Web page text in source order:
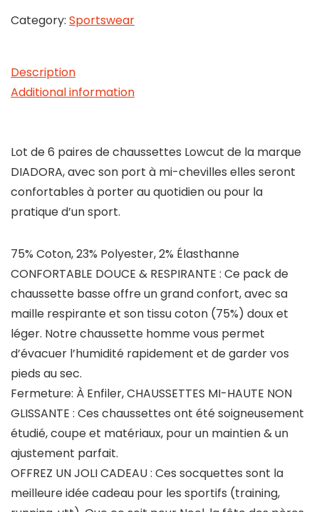
Category: Sportswear
Description
Additional information
Lot de 6 paires de chaussettes Lowcut de la marque
DIADORA, avec son port à mi-chevilles elles seront
confortables à porter au quotidien ou pour la
pratique d’un sport.
75% Coton, 23% Polyester, 2% Élasthanne
CONFORTABLE DOUCE & RESPIRANTE : Ce pack de
chaussette basse offre un grand confort, avec sa
maille respirante et son tissu coton (75%) doux et
léger. Notre chaussette homme vous permet
d’évacuer l’humidité rapidement et de garder vos
pieds au sec.
Fermeture: À Enfiler, CHAUSSETTES MI-HAUTE NON
GLISSANTE : Ces chaussettes ont été soigneusement
étudié, coupe et matériaux, pour un maintien & un
ajustement parfait.
OFFREZ UN JOLI CADEAU : Ces socquettes sont la
meilleure idée cadeau pour les sportifs (training,